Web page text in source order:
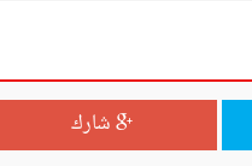
شارك